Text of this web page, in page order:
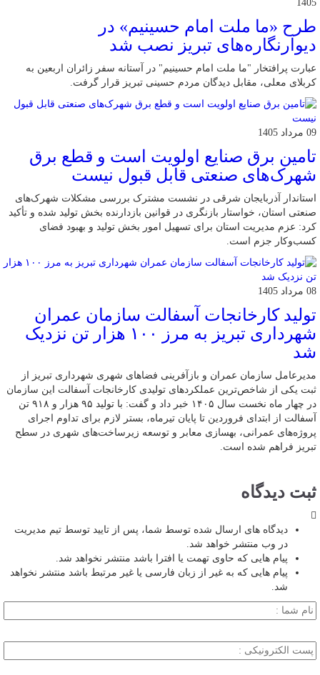
1405
طرح «ما ملت امام حسینیم» در
دیوارنگاره‌های تبریز نصب شد
عبارت پرافتخار "ما ملت امام حسینیم" در آستانه سفر زائران اربعین به
کربلای معلی، مقابل دیدگان مردم حسینی تبریز قرار گرفت.
09 مرداد 1405
تامین برق صنایع اولویت است و قطع برق
شهرک‌های صنعتی قابل قبول نیست
استاندار آذربایجان شرقی در نشست مشترک بررسی مشکلات شهرک‌های
صنعتی استان، خواستار بازنگری در قوانین بازدارنده بخش تولید شده و تأکید
کرد: عزم مدیریت استان برای تسهیل امور بخش تولید و بهبود فضای
کسب‌وکار جزم است.
08 مرداد 1405
تولید کارخانجات آسفالت سازمان عمران
شهرداری تبریز به مرز ۱۰۰ هزار تن نزدیک
شد
مدیرعامل سازمان عمران و بازآفرینی فضاهای شهری شهرداری تبریز از
ثبت یکی از شاخص‌ترین عملکردهای تولیدی کارخانجات آسفالت این سازمان
در چهار ماه نخست سال ۱۴۰۵ خبر داد و گفت: با تولید ۹۵ هزار و ۹۱۸ تن
آسفالت از ابتدای فروردین تا پایان تیرماه، بستر لازم برای تداوم اجرای
پروژه‌های عمرانی، بهسازی معابر و توسعه زیرساخت‌های شهری در سطح
تبریز فراهم شده است.
ثبت دیدگاه
دیدگاه های ارسال شده توسط شما، پس از تایید توسط تیم مدیریت
در وب منتشر خواهد شد.
پیام هایی که حاوی تهمت یا افترا باشد منتشر نخواهد شد.
پیام هایی که به غیر از زبان فارسی یا غیر مرتبط باشد منتشر نخواهد
شد.